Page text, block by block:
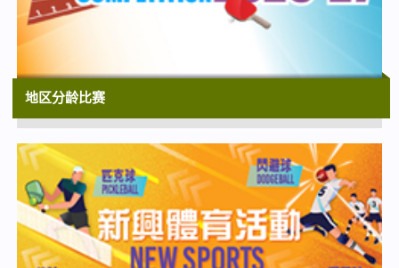
大埔文娱中心演艺厅
15:00
夏日亲子电影节 2026 「动画短片大派对2：
朋友唔易做」
香港太空馆演讲厅
15:00
香港文化中心场地伙伴计划：恒基兆业地产
呈献 合家欢音乐舞剧《熊猫大同萌》 ︳香
地区分龄比赛